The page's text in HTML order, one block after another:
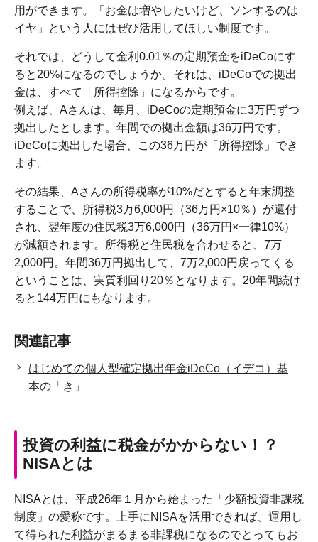
用ができます。「お金は増やしたいけど、ソンするのは
イヤ」という人にはぜひ活用してほしい制度です。
それでは、どうして金利0.01％の定期預金をiDeCoにす
ると20%になるのでしょうか。それは、iDeCoでの拠出
金は、すべて「所得控除」になるからです。
例えば、Aさんは、毎月、iDeCoの定期預金に3万円ずつ
拠出したとします。年間での拠出金額は36万円です。
iDeCoに拠出した場合、この36万円が「所得控除」でき
ます。
その結果、Aさんの所得税率が10%だとすると年末調整
することで、所得税3万6,000円（36万円×10％）が還付
され、翌年度の住民税3万6,000円（36万円×一律10%）
が減額されます。所得税と住民税を合わせると、7万
2,000円。年間36万円拠出して、7万2,000円戻ってくる
ということは、実質利回り20％となります。20年間続け
ると144万円にもなります。
関連記事
はじめての個人型確定拠出年金iDeCo（イデコ）基
本の「き」
投資の利益に税金がかからない！？
NISAとは
NISAとは、平成26年１月から始まった「少額投資非課税
制度」の愛称です。上手にNISAを活用できれば、運用し
て得られた利益がまるまる非課税になるのでとってもお